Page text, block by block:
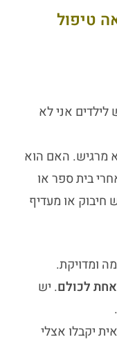
טיפול
לילדים אני לא
מרגיש. האם הוא
בית ספר או
חיבוק או מעדיף
ומדויקת.
לכולם. יש
יקבלו אצלי